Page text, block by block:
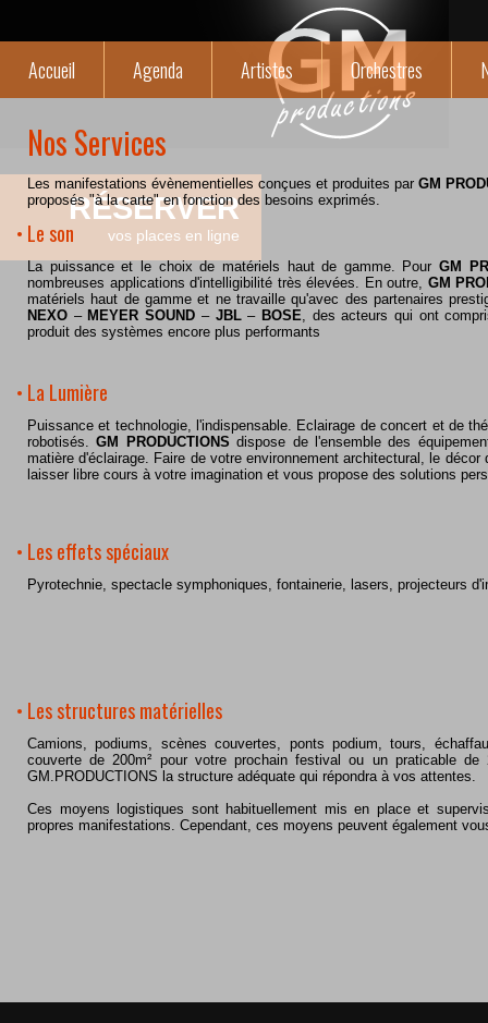
RÉSERVER
vos places en ligne
Accueil Agenda Artistes Orchestres
Nos Services
Les manifestations évènementielles conçues et produites par GM
proposés "à la carte" en fonction des besoins exprimés.
• Le son
La puissance et le choix de matériels haut de gamme. PourGM
nombreuses applications d'intelligibilité très élevées. En outre, GM
matériels haut de gamme et ne travaille qu'avec des partenaires
NEXO – MEYER SOUND – JBL– BOSE, des acteurs qui ont
produit des systèmes encore plus performants
• La Lumière
Puissance et technologie, l'indispensable. Eclairage de concert et de
robotisés.GM PRODUCTIONS dispose de l'ensemble des
matière d'éclairage. Faire de votre environnement architectural, le
laisser libre cours à votre imagination et vous propose des solutions
• Les effets spéciaux
Pyrotechnie, spectacle symphoniques, fontainerie, lasers, projecteurs
• Les structures matérielles
Camions, podiums, scènes couvertes, ponts podium, tours,
couverte de 200m² pour votre prochain festival ou un praticable
GM.PRODUCTIONS la structure adéquate qui répondra à vos attentes.
Ces moyens logistiques sont habituellement mis en place et
propres manifestations. Cependant, ces moyens peuvent également